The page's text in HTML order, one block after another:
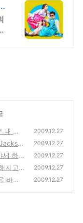
내 안
2009.12.27
2009.12.27
세 하
2009.12.27
지고
2009.12.27
바꿀
2009.12.27